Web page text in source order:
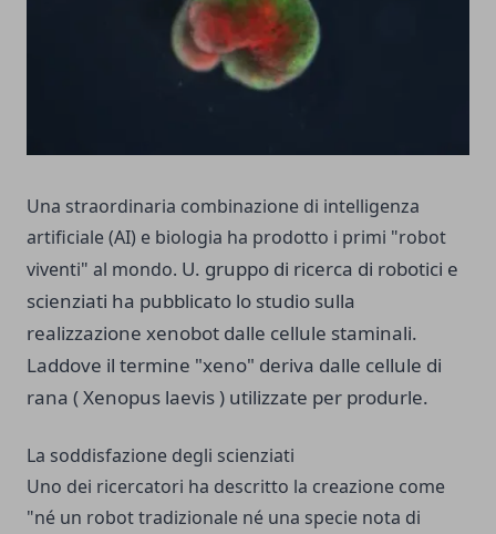
Una straordinaria combinazione di intelligenza
artificiale (AI) e biologia ha prodotto i primi "robot
viventi" al mondo. U. gruppo di ricerca di robotici e
scienziati ha pubblicato lo studio sulla
realizzazione xenobot dalle cellule staminali.
Laddove il termine "xeno" deriva dalle cellule di
rana ( Xenopus laevis ) utilizzate per produrle.
La soddisfazione degli scienziati
Uno dei ricercatori ha descritto la creazione come
"né un robot tradizionale né una specie nota di